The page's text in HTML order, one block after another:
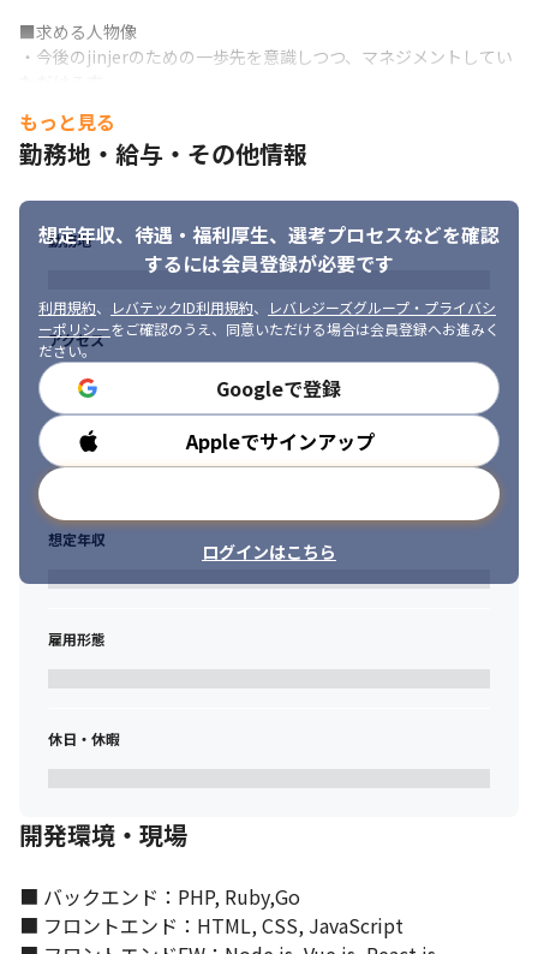
■求める人物像
・今後のjinjerのための一歩先を意識しつつ、マネジメントしてい
解決に貢献したい方
・裁量と責任を持って働きたい方
・トライ＆エラーを繰り返しながら、失敗を糧に成長できる方
もっと見る
勤務地・給与・その他情報
想定年収、待遇・福利厚生、 選考プロセスなどを確認
するには会員登録が必要です
利用規約、 レバテックID利用規約、
レバレジーズグループ・プライバシ
ーポリシーをご確認のうえ、同意いただける場合は会員登録へお進みく
ださい。
Googleで登録
Appleでサインアップ
ログインはこちら
勤務地
アクセス
勤務時間
想定年収
雇用形態
休日・休暇
開発環境・現場
■ バックエンド：PHP, Ruby,Go
■ フロントエンド：HTML, CSS, JavaScript